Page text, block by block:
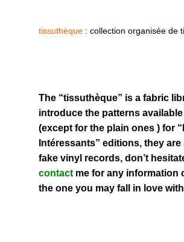
tissuthèque : collection organisée de
The “tissuthèque” is a fabric
introduce the patterns
(except for the plain ones ) for
Intéressants” editions, they
fake vinyl records, don’t
contact me for any information
the one you may fall in love